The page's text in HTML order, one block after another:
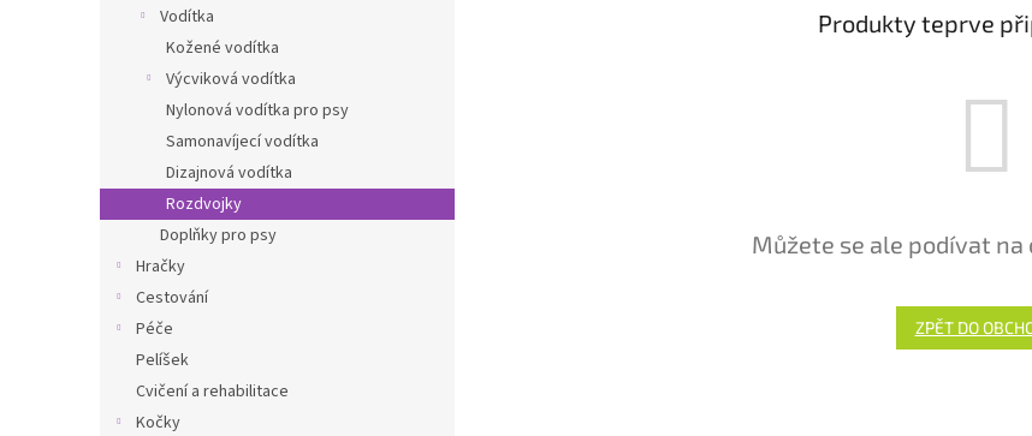
Vodítka
Kožené vodítka
Výcviková vodítka
Nylonová vodítka pro psy
Samonavíjecí vodítka
Dizajnová vodítka
Rozdvojky
Doplňky pro psy
Hračky
Cestování
Péče
Pelíšek
Cvičení a rehabilitace
Kočky
Produkty teprve
Můžete se ale podívat
ZPĚT DO